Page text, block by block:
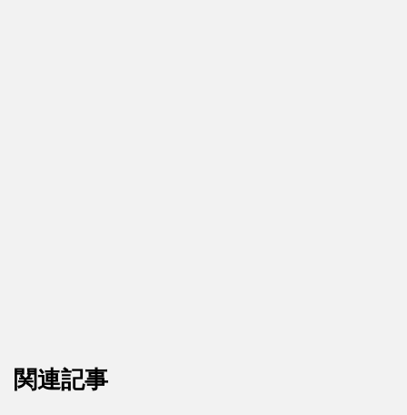
関連記事